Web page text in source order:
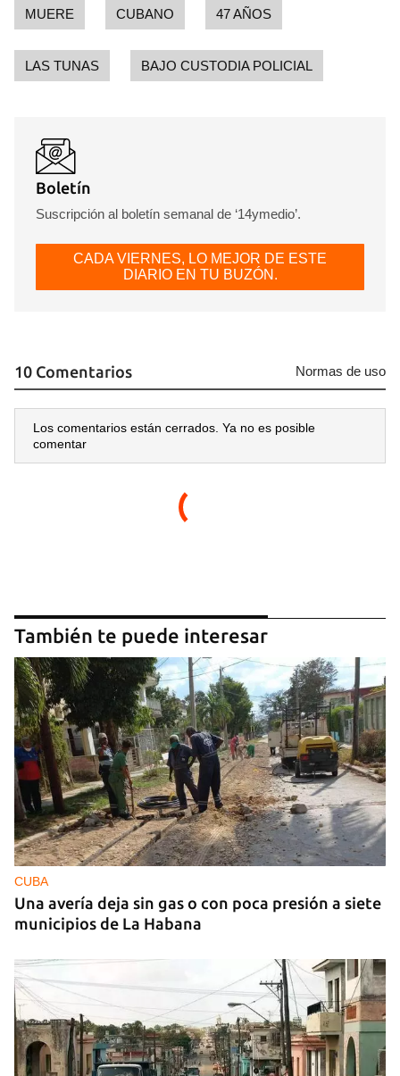
INICIAR SESIÓN CANCELAR
MUERE CUBANO 47 AÑOS
LAS TUNAS BAJO CUSTODIA POLICIAL
Boletín
Suscripción al boletín semanal de ‘14ymedio’.
CADA VIERNES, LO MEJOR DE ESTE
DIARIO EN TU BUZÓN.
10 Comentarios Normas de uso
Los comentarios están cerrados. Ya no es posible
comentar
También te puede interesar
CUBA
Una avería deja sin gas o con poca presión a siete
municipios de La Habana